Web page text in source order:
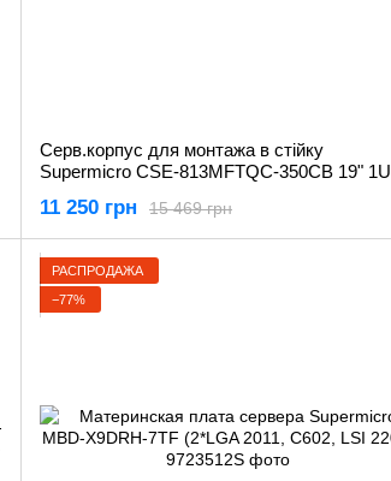
Серв.корпус для монтажа в стiйку
Supermicro CSE-813MFTQC-350CB 19" 1U
15 469 грн
11 250 грн
РАСПРОДАЖА
−77%